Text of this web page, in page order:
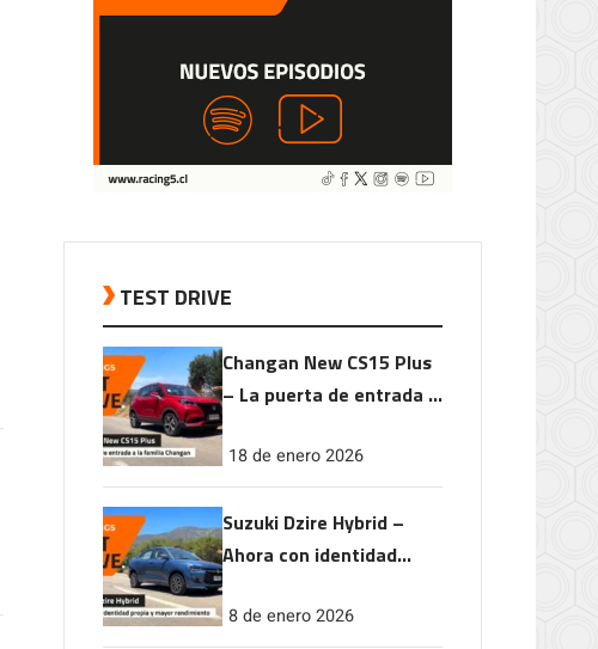
TEST DRIVE
Changan New CS15 Plus
– La puerta de entrada a
18 de enero 2026
Suzuki Dzire Hybrid –
Ahora con identidad
rendimiento
8 de enero 2026